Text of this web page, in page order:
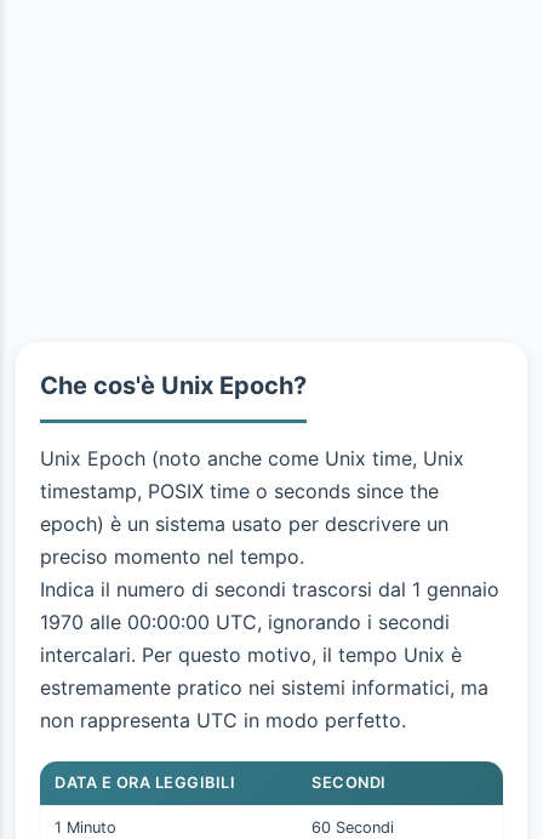
Che cos'è Unix Epoch?
Unix Epoch (noto anche come Unix time, Unix
timestamp, POSIX time o seconds since the
epoch) è un sistema usato per descrivere un
preciso momento nel tempo.
Indica il numero di secondi trascorsi dal 1 gennaio
1970 alle 00:00:00 UTC, ignorando i secondi
intercalari. Per questo motivo, il tempo Unix è
estremamente pratico nei sistemi informatici, ma
non rappresenta UTC in modo perfetto.
DATA E ORA LEGGIBILI SECONDI
1 Minuto 60 Secondi